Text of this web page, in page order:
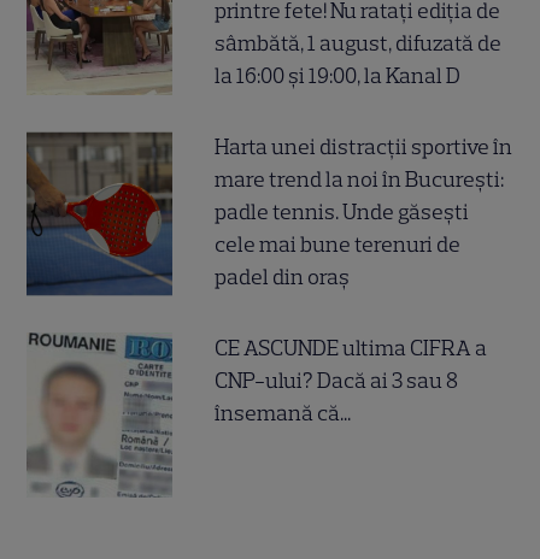
printre fete! Nu ratați ediția de
sâmbătă, 1 august, difuzată de
la 16:00 și 19:00, la Kanal D
Harta unei distracții sportive în
mare trend la noi în București:
padle tennis. Unde găsești
cele mai bune terenuri de
padel din oraș
CE ASCUNDE ultima CIFRA a
CNP-ului? Dacă ai 3 sau 8
însemană că...